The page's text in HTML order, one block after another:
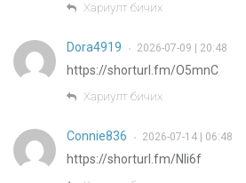
Хариулт бичих
Dora4919 • 2026-07-09 | 20:48
https://shorturl.fm/O5mnC
Хариулт бичих
Connie836 • 2026-07-14 | 06:48
https://shorturl.fm/Nli6f